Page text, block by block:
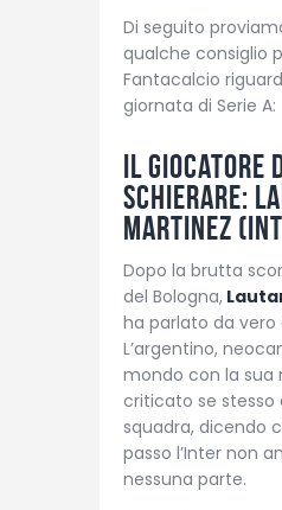
Di seguito
qualche consiglio
Fantacalcio
giornata di Serie A:
Il giocatore
schierare:
Martinez
Dopo la brutta
del Bologna,
ha parlato da vero
L’argentino,
mondo con la sua
criticato se stesso
squadra, dicendo
passo l’Inter non
nessuna parte.